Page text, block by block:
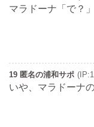
マラドーナ「で？」
19 匿名の浦和サポ
いや、マラドーナ